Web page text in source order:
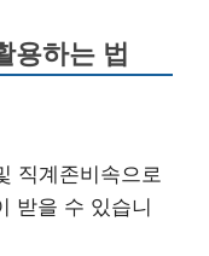
용하는 법
직계존비속으로
받을 수 있습니